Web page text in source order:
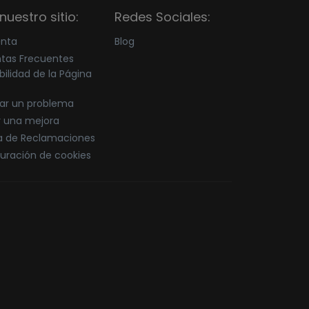
sitio:
Frecuentes
de la Página
un problema
una mejora
de Reclamaciones
de cookies
Redes Sociales:
Blog